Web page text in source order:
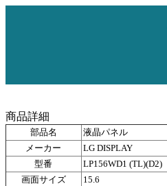
商品詳細
部品名
液晶パネル
メーカー
LG DISPLAY
型番
LP156WD1 (TL)(D2)
画面サイズ
15.6